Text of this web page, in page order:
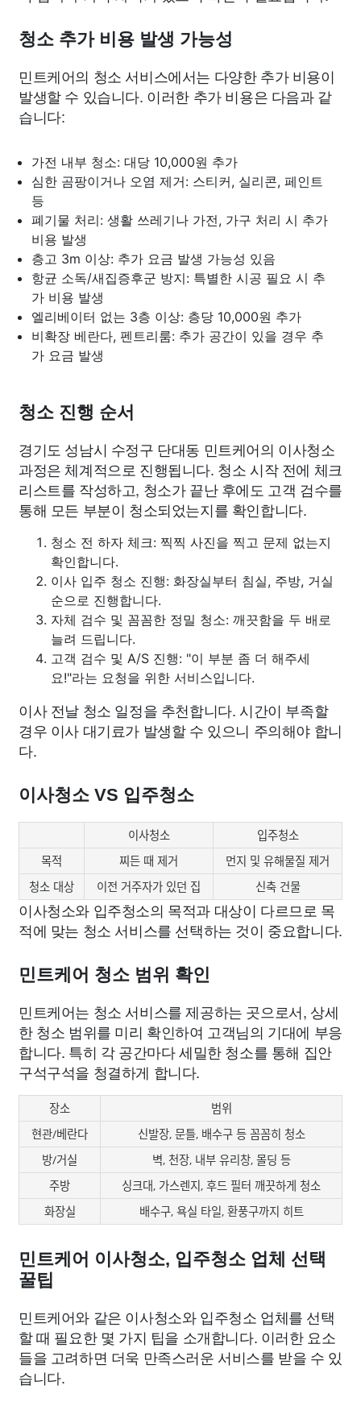
청소 추가 비용 발생 가능성
민트케어의 청소 서비스에서는 다양한 추가 비용이
발생할 수 있습니다. 이러한 추가 비용은 다음과 같
습니다:
가전 내부 청소: 대당 10,000원 추가
심한 곰팡이거나 오염 제거: 스티커, 실리콘, 페인트
등
폐기물 처리: 생활 쓰레기나 가전, 가구 처리 시 추가
비용 발생
층고 3m 이상: 추가 요금 발생 가능성 있음
항균 소독/새집증후군 방지: 특별한 시공 필요 시 추
가 비용 발생
엘리베이터 없는 3층 이상: 층당 10,000원 추가
비확장 베란다, 펜트리룸: 추가 공간이 있을 경우 추
가 요금 발생
청소 진행 순서
경기도 성남시 수정구 단대동 민트케어의 이사청소
과정은 체계적으로 진행됩니다. 청소 시작 전에 체크
리스트를 작성하고, 청소가 끝난 후에도 고객 검수를
통해 모든 부분이 청소되었는지를 확인합니다.
청소 전 하자 체크: 찍찍 사진을 찍고 문제 없는지
확인합니다.
이사 입주 청소 진행: 화장실부터 침실, 주방, 거실
순으로 진행합니다.
자체 검수 및 꼼꼼한 정밀 청소: 깨끗함을 두 배로
늘려 드립니다.
고객 검수 및 A/S 진행: "이 부분 좀 더 해주세
요!"라는 요청을 위한 서비스입니다.
이사 전날 청소 일정을 추천합니다. 시간이 부족할
경우 이사 대기료가 발생할 수 있으니 주의해야 합니
다.
이사청소 VS 입주청소
이사청소
입주청소
목적
찌든 때 제거
먼지 및 유해물질 제거
청소 대상
이전 거주자가 있던 집 신축 건물
이사청소와 입주청소의 목적과 대상이 다르므로 목
적에 맞는 청소 서비스를 선택하는 것이 중요합니다.
민트케어 청소 범위 확인
민트케어는 청소 서비스를 제공하는 곳으로서, 상세
한 청소 범위를 미리 확인하여 고객님의 기대에 부응
합니다. 특히 각 공간마다 세밀한 청소를 통해 집안
구석구석을 청결하게 합니다.
장소
범위
현관/베란다
신발장, 문틀, 배수구 등 꼼꼼히 청소
방/거실
벽, 천장, 내부 유리창, 몰딩 등
주방
싱크대, 가스렌지, 후드 필터 깨끗하게 청소
화장실
배수구, 욕실 타일, 환풍구까지 히트
민트케어 이사청소, 입주청소 업체 선택
꿀팁
민트케어와 같은 이사청소와 입주청소 업체를 선택
할 때 필요한 몇 가지 팁을 소개합니다. 이러한 요소
들을 고려하면 더욱 만족스러운 서비스를 받을 수 있
습니다.